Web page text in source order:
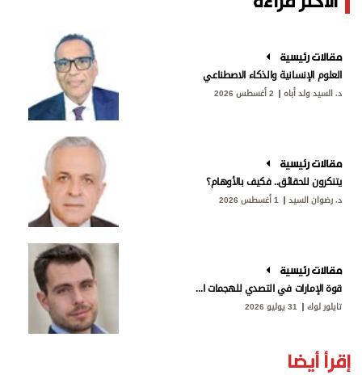
مقالات رئيسية
العلوم الإنسانية والذكاء الاصطناعي
د. السيد ولد أباه 2 أغسطس 2026
مقالات رئيسية
يتنكرون للحقائق.. فكيف بالأوهام؟
د. رضوان السيد 1 أغسطس 2026
مقالات رئيسية
قوة الإمارات في التصدي للهجمات الإيرانية
تايلور لوك 31 يوليو 2026
إقرأ أيضا